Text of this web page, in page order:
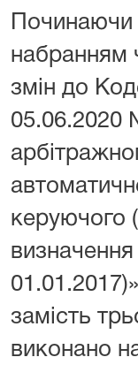
Починаючи
набранням
змін до
05.06.2020
керуючого
замість
виконано